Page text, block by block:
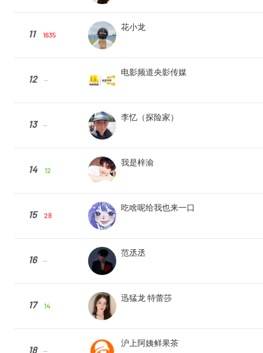
11 1635
花小龙
12 --
电影频道央影传媒
13 --
李忆（探险家）
14 12
我是梓渝
15 28
吃啥呢给我也来一口
16 --
范丞丞
17 14
迅猛龙 特蕾莎
18 --
沪上阿姨鲜果茶